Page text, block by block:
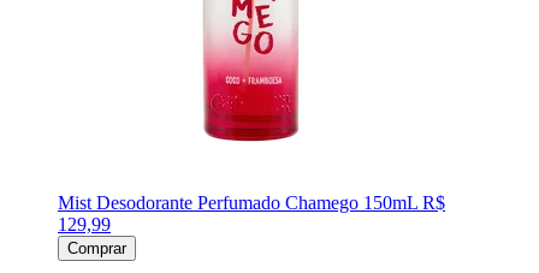
Mist Desodorante Perfumado Chamego 150mL R$
129,99
Comprar